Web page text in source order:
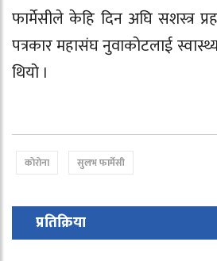
फार्मेसीले केहि दिन अघि सशस्त्र
पत्रकार महासंघ नुवाकोटलाई
थियो ।
काेराेना सुलभ फार्मेसी
प्रतिक्रिया